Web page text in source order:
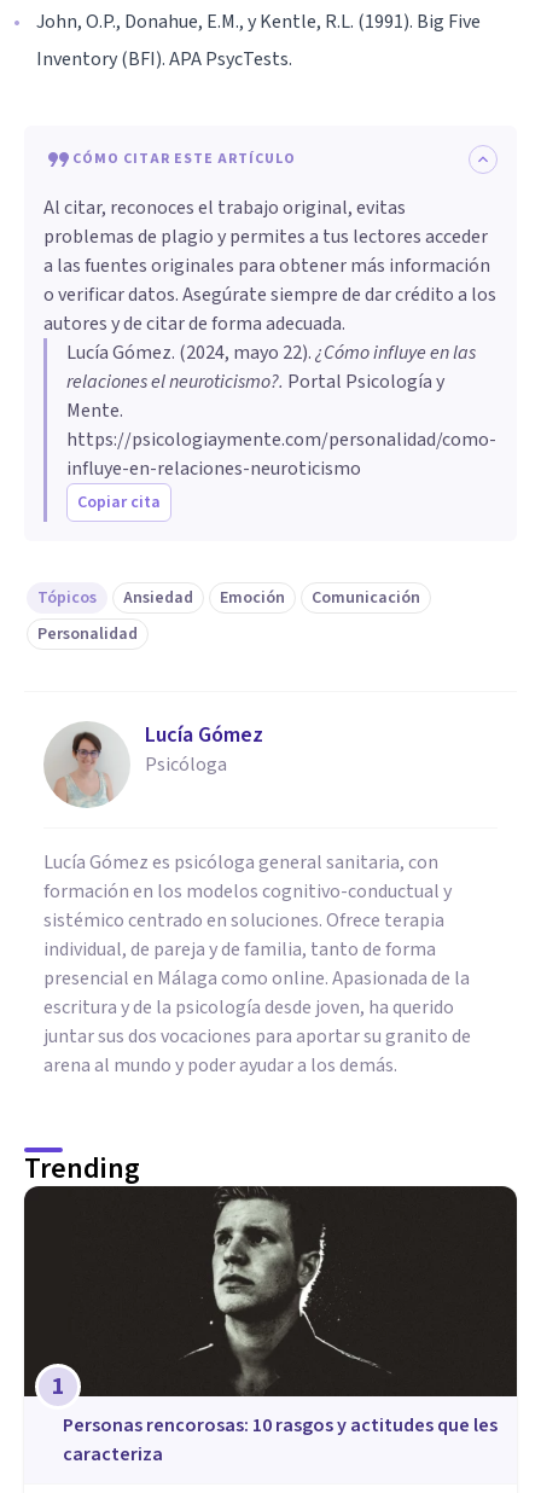
John, O.P., Donahue, E.M., y Kentle, R.L. (1991). Big Five
Inventory (BFI). APA PsycTests.
CÓMO CITAR ESTE ARTÍCULO
Al citar, reconoces el trabajo original, evitas
problemas de plagio y permites a tus lectores acceder
a las fuentes originales para obtener más información
o verificar datos. Asegúrate siempre de dar crédito a los
autores y de citar de forma adecuada.
Lucía Gómez. (2024, mayo 22).¿Cómo influye en las
relaciones el neuroticismo?. Portal Psicología y
Mente.
https://psicologiaymente.com/personalidad/como-
influye-en-relaciones-neuroticismo
Copiar cita
Tópicos Ansiedad Emoción
Comunicación
Personalidad
Lucía Gómez
Psicóloga
Lucía Gómez es psicóloga general sanitaria, con
formación en los modelos cognitivo-conductual y
sistémico centrado en soluciones. Ofrece terapia
individual, de pareja y de familia, tanto de forma
presencial en Málaga como online. Apasionada de la
escritura y de la psicología desde joven, ha querido
juntar sus dos vocaciones para aportar su granito de
arena al mundo y poder ayudar a los demás.
Trending
1
​Personas rencorosas: 10 rasgos y actitudes que les
caracteriza